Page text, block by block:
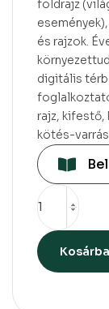
földrajz
és rajzok.
digitális
rajz, kifestő,
kötés-